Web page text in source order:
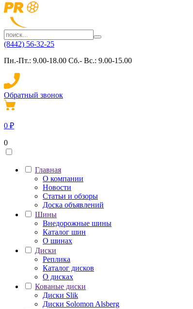
(8442) 56-32-25
Пн.-Пт.: 9.00-18.00 Сб.- Вс.: 9.00-15.00
Обратный звонок
0 ₽
0
Главная
О компании
Новости
Статьи и обзоры
Доска объявлений
Шины
Внедорожные шины
Каталог шин
О шинах
Диски
Реплика
Каталог дисков
О дисках
Кованые диски
Диски Slik
Диски Solomon Alsberg